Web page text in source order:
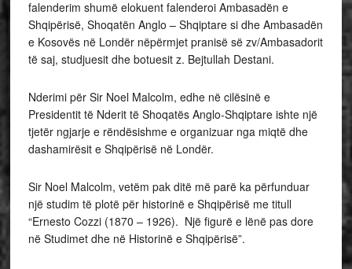
falenderim shumë elokuent falenderoi Ambasadën e
Shqipërisë, Shoqatën Anglo – Shqiptare si dhe Ambasadën
e Kosovës në Londër nëpërmjet pranisë së zv/Ambasadorit
të saj, studjuesit dhe botuesit z. Bejtullah Destani.
Nderimi për Sir Noel Malcolm, edhe në cilësinë e
Presidentit të Nderit të Shoqatës Anglo-Shqiptare ishte një
tjetër ngjarje e rëndësishme e organizuar nga miqtë dhe
dashamirësit e Shqipërisë në Londër.
Sir Noel Malcolm, vetëm pak ditë më parë ka përfunduar
një studim të plotë për historinë e Shqipërisë me titull
“Ernesto Cozzi (1870 – 1926). Një figurë e lënë pas dore
në Studimet dhe në Historinë e Shqipërisë”.